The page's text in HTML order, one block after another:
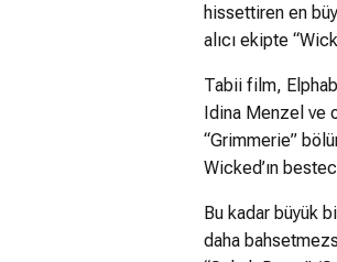
hissettiren en
alıcı ekipte
Tabii film,
Idina Menzel ve
“Grimmerie”
Wicked’ın
Bu kadar büyük
daha